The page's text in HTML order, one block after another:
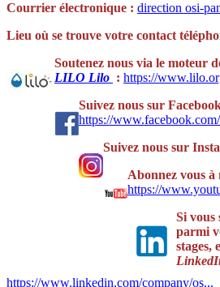
Courrier électronique : direction osi-
Lieu où se trouve votre contact
Soutenez nous via le moteur
LILO Lilo : https://
Suivez nous sur
https://
Suivez nous sur
Abonnez vous à
https://
Si vous
parmi
stages,
https://www.linkedin.com/company/os...